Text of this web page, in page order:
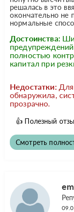
решалась в это
окончательно не
нормальные
Достоинства:
предупреждений
полностью
капитал при
Недостатки: Для
обнаружила,
прозрачно.
👍 Полезный
Смотреть